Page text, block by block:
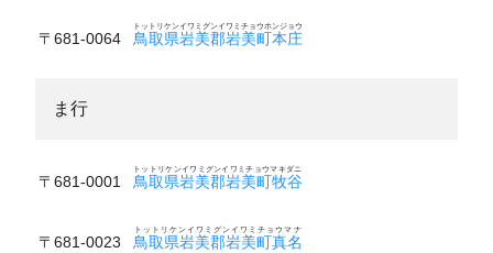
〒681-0064 鳥取県岩美郡岩美町本庄
トットリケンイワミグンイワミチョウホンジョウ
ま行
〒681-0001 鳥取県岩美郡岩美町牧谷
トットリケンイワミグンイワミチョウマキダニ
〒681-0023 鳥取県岩美郡岩美町真名
トットリケンイワミグンイワミチョウマナ